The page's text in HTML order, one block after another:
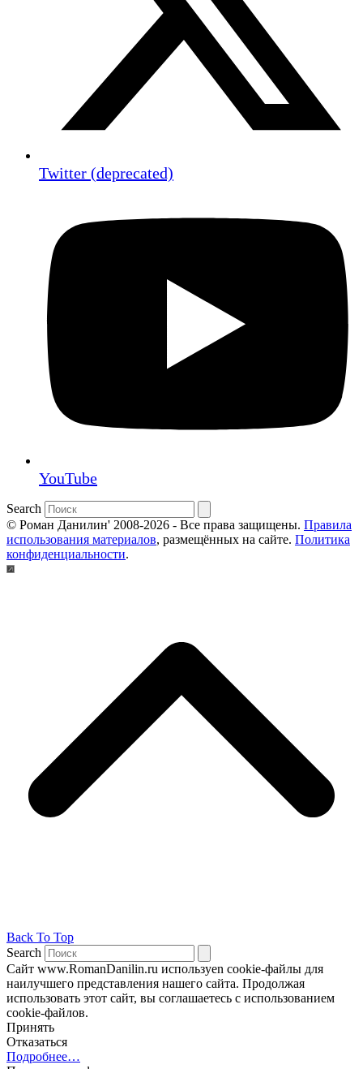
Twitter (deprecated)
YouTube
Search
© Роман Данилин' 2008-2026 - Все права защищены. Правила
использования материалов, размещённых на сайте. Политика
конфиденциальности.
Back To Top
Search
Сайт www.RomanDanilin.ru используеn cookie-файлы для
наилучшего представления нашего сайта. Продолжая
использовать этот сайт, вы соглашаетесь с использованием
cookie-файлов.
Принять
Отказаться
Подробнее…